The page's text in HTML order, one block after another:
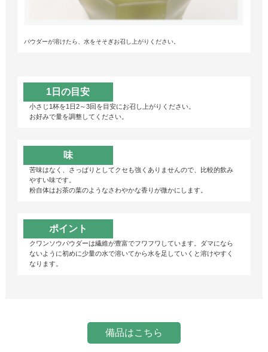
パウダーが溶けたら、水をそそぎお召し上がりください。
1日の目安
小さじ1杯を1日2～3回を目安にお召し上がりください。
お好みで量を調整してください。
味
苦味はなく、さっぱりとしてクセも強くありませんので、比較的飲み
やすい味です。
粉自体はお茶の葉のようなさわやかな香りが微かにします。
ポイント
クワンソウパウダーは繊維が豊富でフワフワしています。ダマになら
ないように初めに少量の水で溶いてから水を足していくと溶けやすく
なります。
備品はこちら